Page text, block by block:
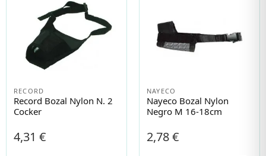
Salud
Salud
RECORD
Record Bozal Nylon N. 2
Cocker
4,31 €
NAYECO
Nayeco Bozal Nylon
Negro M 16-18cm
2,78 €